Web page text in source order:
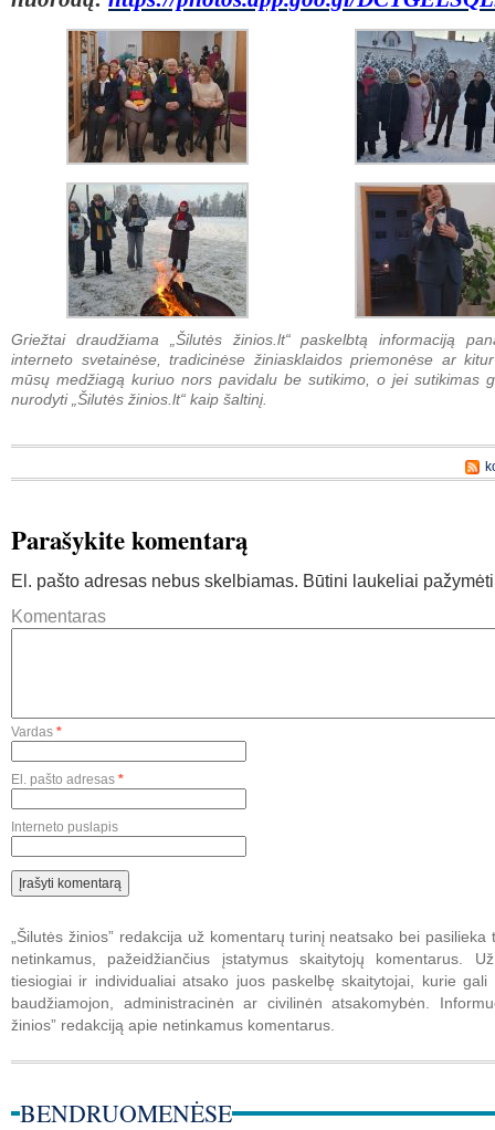
Griežtai draudžiama „Šilutės žinios.lt“ paskelbtą informaciją
interneto svetainėse, tradicinėse žiniasklaidos priemonėse ar
mūsų medžiagą kuriuo nors pavidalu be sutikimo, o jei sutikimas
nurodyti „Šilutės žinios.lt“ kaip šaltinį.
Parašykite komentarą
El. pašto adresas nebus skelbiamas. Būtini laukeliai
Komentaras
Vardas *
El. pašto adresas *
Interneto puslapis
„Šilutės žinios” redakcija už komentarų turinį neatsako bei pasilieka
netinkamus, pažeidžiančius įstatymus skaitytojų komentarus.
tiesiogiai ir individualiai atsako juos paskelbę skaitytojai, kurie gali
baudžiamojon, administracinėn ar civilinėn atsakomybėn.
žinios” redakciją apie netinkamus komentarus.
BENDRUOMENĖSE